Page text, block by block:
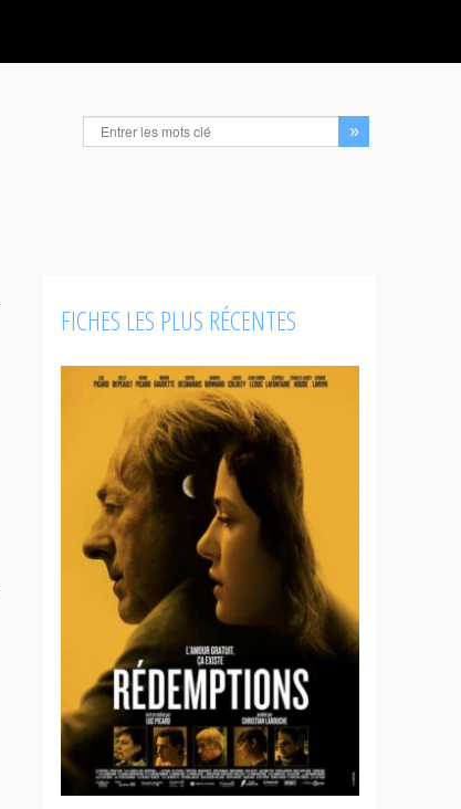
FICHES LES PLUS RÉCENTES